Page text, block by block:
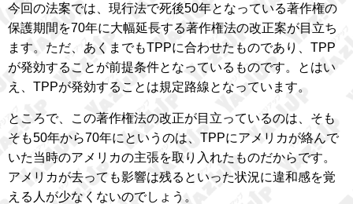
今回の法案では、現行法で死後50年となっている著作権の
保護期間を70年に大幅延長する著作権法の改正案が目立ち
ます。ただ、あくまでもTPPに合わせたものであり、TPP
が発効することが前提条件となっているものです。とはい
え、TPPが発効することは規定路線となっています。
ところで、この著作権法の改正が目立っているのは、そも
そも50年から70年にというのは、TPPにアメリカが絡んで
いた当時のアメリカの主張を取り入れたものだからです。
アメリカが去っても影響は残るといった状況に違和感を覚
える人が少なくないのでしょう。